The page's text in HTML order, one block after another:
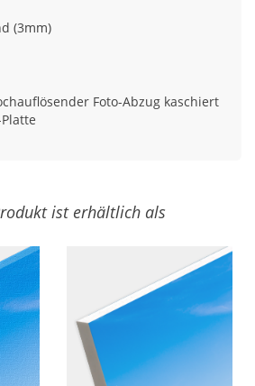
(3mm)
Foto-Abzug kaschiert
ist erhältlich als